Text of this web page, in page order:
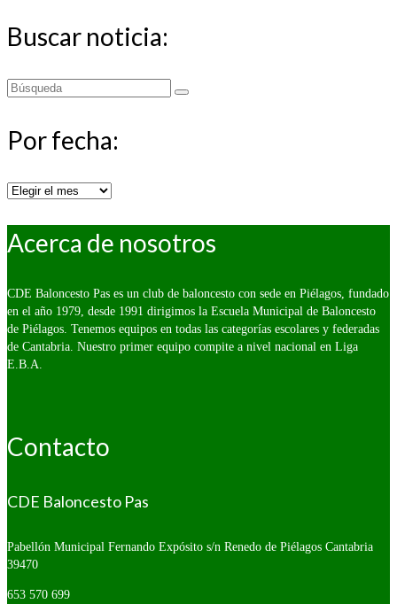
Buscar noticia:
Buscar
Por fecha:
Por
Acerca de nosotros
CDE Baloncesto Pas es un club de baloncesto con sede en Piélagos, fundado
en el año 1979, desde 1991 dirigimos la Escuela Municipal de Baloncesto
de Piélagos. Tenemos equipos en todas las categorías escolares y federadas
de Cantabria. Nuestro primer equipo compite a nivel nacional en Liga
E.B.A.
Contacto
CDE Baloncesto Pas
Pabellón Municipal Fernando Expósito s/n Renedo de Piélagos Cantabria
39470
653 570 699